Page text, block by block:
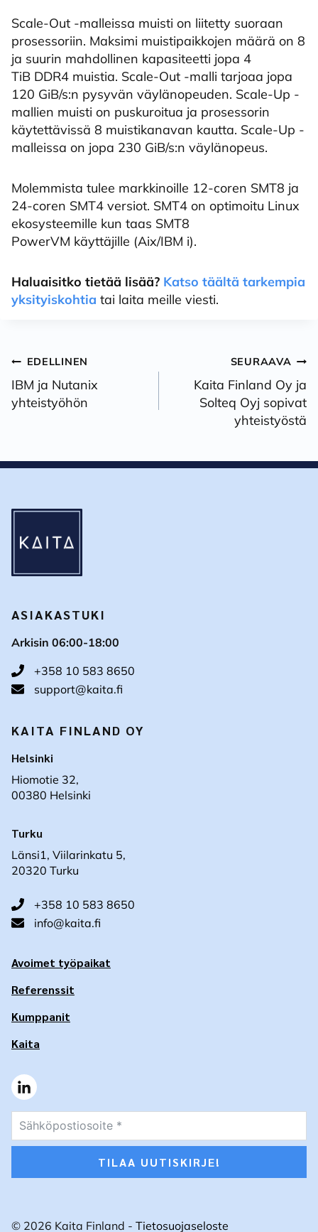
Scale-Out -malleissa muisti on liitetty suoraan
prosessoriin. Maksimi muistipaikkojen määrä on 8
ja suurin mahdollinen kapasiteetti jopa 4
TiB DDR4 muistia. Scale-Out -malli tarjoaa jopa
120 GiB/s:n pysyvän väylänopeuden. Scale-Up -
mallien muisti on puskuroitua ja prosessorin
käytettävissä 8 muistikanavan kautta. Scale-Up -
malleissa on jopa 230 GiB/s:n väylänopeus.
Molemmista tulee markkinoille 12-coren SMT8 ja
24-coren SMT4 versiot. SMT4 on optimoitu Linux
ekosysteemille kun taas SMT8
PowerVM käyttäjille (Aix/IBM i).
Haluaisitko tietää lisää? Katso täältä tarkempia
yksityiskohtia tai laita meille viesti.
Artikkelien
selaus
EDELLINEN
IBM ja Nutanix
yhteistyöhön
SEURAAVA
Kaita Finland Oy ja
Solteq Oyj sopivat
yhteistyöstä
ASIAKASTUKI
Arkisin 06:00-18:00
+358 10 583 8650
support@kaita.fi
KAITA FINLAND OY
Helsinki
Hiomotie 32,
00380 Helsinki
Turku
Länsi1, Viilarinkatu 5,
20320 Turku
+358 10 583 8650
info@kaita.fi
Avoimet työpaikat
Referenssit
Kumppanit
Kaita
TILAA UUTISKIRJE!
© 2026 Kaita Finland - Tietosuojaseloste